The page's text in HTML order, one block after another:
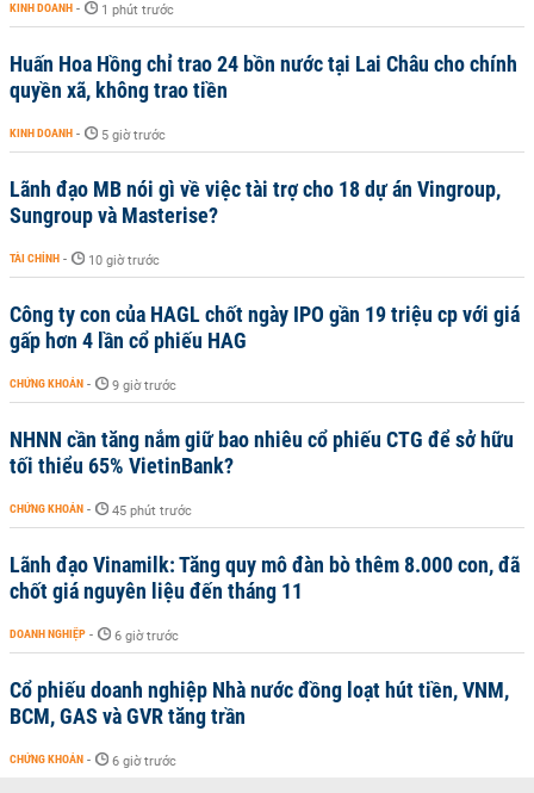
KINH DOANH - 1 phút trước
Huấn Hoa Hồng chỉ trao 24 bồn nước tại Lai Châu cho chính
quyền xã, không trao tiền
KINH DOANH - 5 giờ trước
Lãnh đạo MB nói gì về việc tài trợ cho 18 dự án Vingroup,
Sungroup và Masterise?
TÀI CHÍNH - 10 giờ trước
Công ty con của HAGL chốt ngày IPO gần 19 triệu cp với giá
gấp hơn 4 lần cổ phiếu HAG
CHỨNG KHOÁN - 9 giờ trước
NHNN cần tăng nắm giữ bao nhiêu cổ phiếu CTG để sở hữu
tối thiểu 65% VietinBank?
CHỨNG KHOÁN - 45 phút trước
Lãnh đạo Vinamilk: Tăng quy mô đàn bò thêm 8.000 con, đã
chốt giá nguyên liệu đến tháng 11
DOANH NGHIỆP - 6 giờ trước
Cổ phiếu doanh nghiệp Nhà nước đồng loạt hút tiền, VNM,
BCM, GAS và GVR tăng trần
CHỨNG KHOÁN - 6 giờ trước